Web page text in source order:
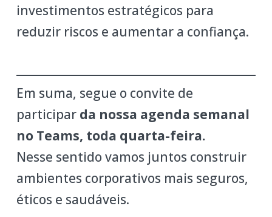
investimentos estratégicos para
reduzir riscos e aumentar a confiança.
Em suma, segue o convite de
participarda nossa agenda semanal
no Teams, toda quarta-feira.
Nesse sentido vamos juntos construir
ambientes corporativos mais seguros,
éticos e saudáveis.